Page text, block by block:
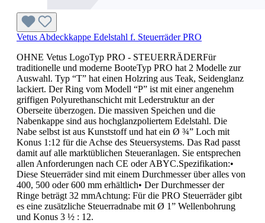
Vetus Abdeckkappe Edelstahl f. Steuerräder PRO
OHNE Vetus LogoTyp PRO - STEUERRÄDERFür
traditionelle und moderne BooteTyp PRO hat 2 Modelle zur
Auswahl. Typ “T” hat einen Holzring aus Teak, Seidenglanz
lackiert. Der Ring vom Modell “P” ist mit einer angenehm
griffigen Polyurethanschicht mit Lederstruktur an der
Oberseite überzogen. Die massiven Speichen und die
Nabenkappe sind aus hochglanzpoliertem Edelstahl. Die
Nabe selbst ist aus Kunststoff und hat ein Ø ¾” Loch mit
Konus 1:12 für die Achse des Steuersystems. Das Rad passt
damit auf alle marktüblichen Steueranlagen. Sie entsprechen
allen Anforderungen nach CE oder ABYC.Spezifikation:•
Diese Steuerräder sind mit einem Durchmesser über alles von
400, 500 oder 600 mm erhältlich• Der Durchmesser der
Ringe beträgt 32 mmAchtung: Für die PRO Steuerräder gibt
es eine zusätzliche Steuerradnabe mit Ø 1” Wellenbohrung
und Konus 3 ½ : 12.